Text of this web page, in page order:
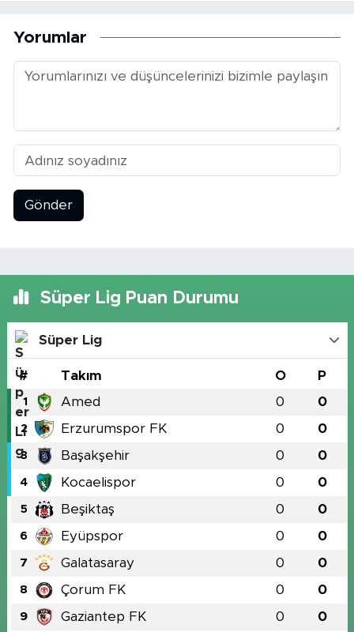
Yorumlar
Gönder
Süper Lig Puan Durumu
Süper Lig
# Takım O P
1 Amed 0 0
2 Erzurumspor FK 0 0
3 Başakşehir 0 0
4 Kocaelispor 0 0
5 Beşiktaş 0 0
6 Eyüpspor 0 0
7 Galatasaray 0 0
8 Çorum FK 0 0
9 Gaziantep FK 0 0